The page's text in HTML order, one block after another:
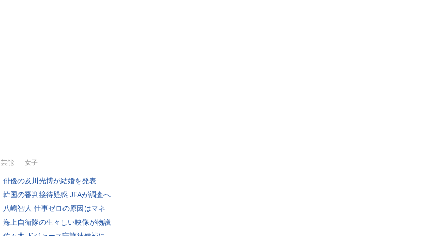
芸能 女子
俳優の及川光博が結婚を発表
韓国の審判接待疑惑 JFAが調査へ
八嶋智人 仕事ゼロの原因はマネ
海上自衛隊の生々しい映像が物議